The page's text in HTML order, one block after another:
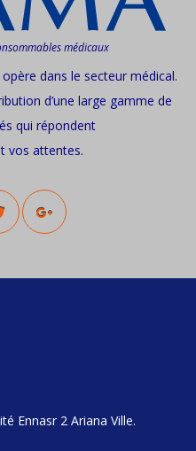
médicaux
dans le secteur médical.
d’une large gamme de
qui répondent
vos attentes.
Ennasr 2 Ariana Ville.